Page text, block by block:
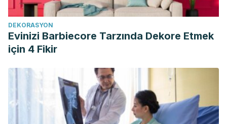
DEKORASYON
Evinizi Barbiecore Tarzında Dekore Etmek
için 4 Fikir